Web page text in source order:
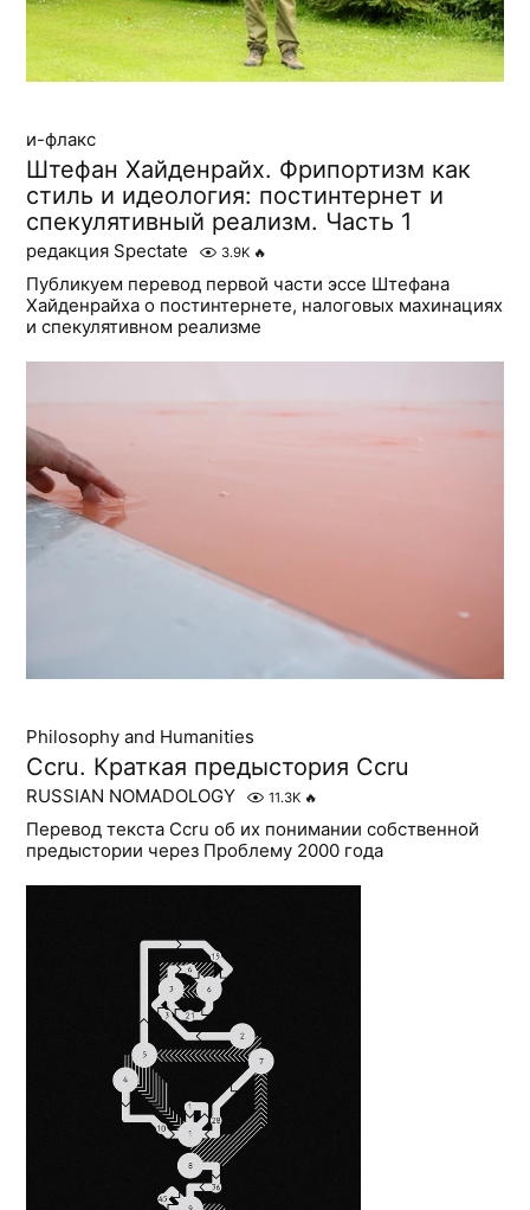
и-флакс
Штефан Хайденрайх. Фрипортизм как
стиль и идеология: постинтернет и
спекулятивный реализм. Часть 1
редакция Spectate 3.9K 🔥
Публикуем перевод первой части эссе Штефана
Хайденрайха о постинтернете, налоговых махинациях
и спекулятивном реализме
Philosophy and Humanities
Ccru. Краткая предыстория Ccru
RUSSIAN NOMADOLOGY 11.3K 🔥
Перевод текста Ccru об их понимании собственной
предыстории через Проблему 2000 года